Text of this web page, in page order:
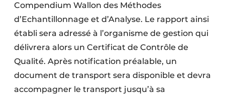
Compendium Wallon des Méthodes
d’Echantillonnage et d’Analyse. Le rapport ainsi
établi sera adressé à l’organisme de gestion qui
délivrera alors un Certificat de Contrôle de
Qualité. Après notification préalable, un
document de transport sera disponible et devra
accompagner le transport jusqu’à sa